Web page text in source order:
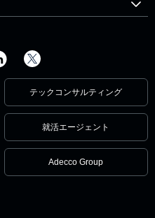
テックコンサルティング
就活エージェント
Adecco Group